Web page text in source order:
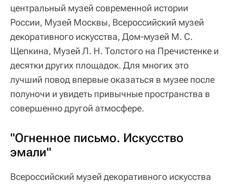
центральный музей современной истории
России, Музей Москвы, Всероссийский музей
декоративного искусства, Дом-музей М. С.
Щепкина, Музей Л. Н. Толстого на Пречистенке и
десятки других площадок. Для многих это
лучший повод впервые оказаться в музее после
полуночи и увидеть привычные пространства в
совершенно другой атмосфере.
"Огненное письмо. Искусство
эмали"
Всероссийский музей декоративного искусства